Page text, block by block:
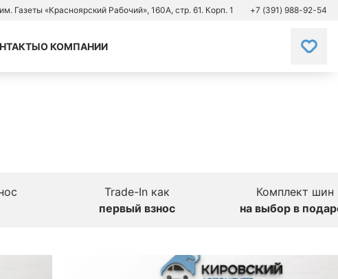
Газеты «Красноярский Рабочий», 160А, стр. 61. Корп. 1 +7 (391) 988-92-54
О КОМПАНИИ
Trade-In как
первый взнос
Комплект шин
на выбор в